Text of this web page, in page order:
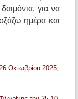
για να
ημέρα και
Οκτωβρίου 2025,